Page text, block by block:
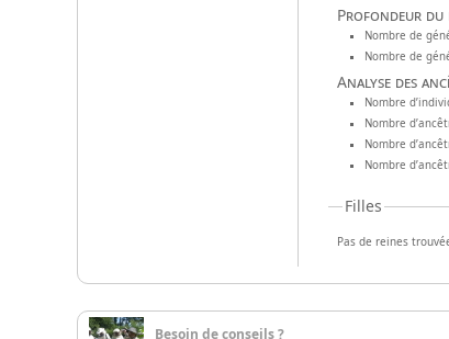
Profondeur du
Nombre de
Nombre de
Analyse des
Nombre
Nombre
Nombre
Nombre
Filles
Pas de reines
Besoin de conseils ?